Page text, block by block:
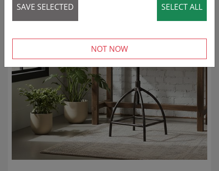
SAVE SELECTED SELECT ALL
NOT NOW